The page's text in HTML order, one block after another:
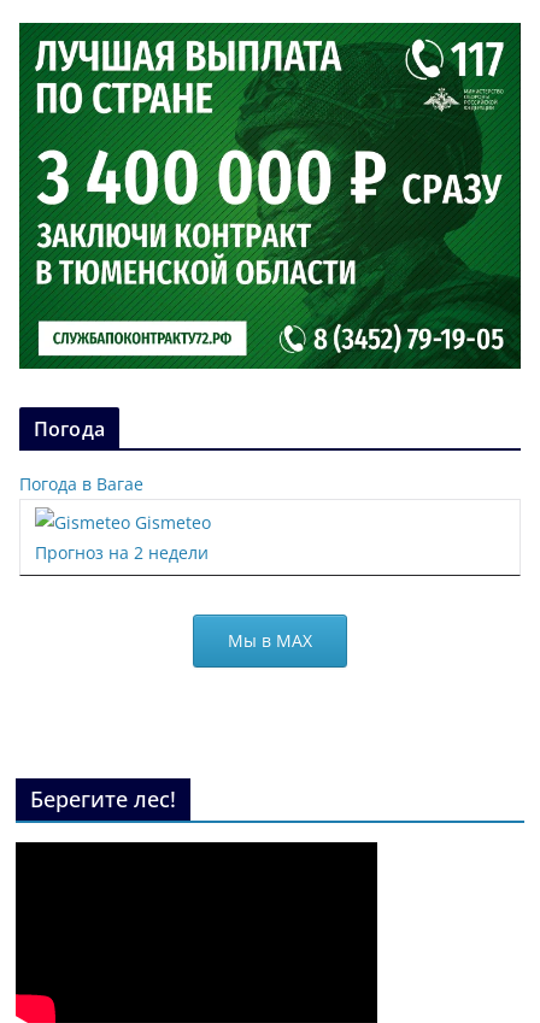
Погода
Погода в Вагае
Gismeteo
Прогноз на 2 недели
Мы в МАХ
Берегите лес!